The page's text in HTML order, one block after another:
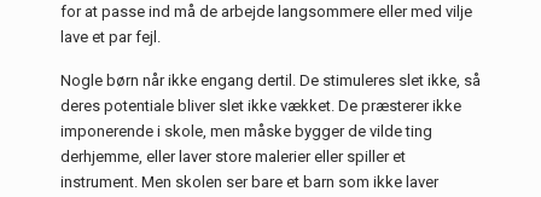
for at passe ind må de arbejde langsommere eller med vilje
lave et par fejl.
Nogle børn når ikke engang dertil. De stimuleres slet ikke, så
deres potentiale bliver slet ikke vækket. De præsterer ikke
imponerende i skole, men måske bygger de vilde ting
derhjemme, eller laver store malerier eller spiller et
instrument. Men skolen ser bare et barn som ikke laver